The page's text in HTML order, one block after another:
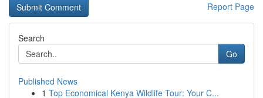
Report Page
Search
Go
Published News
1 Top Economical Kenya Wildlife Tour: Your C...